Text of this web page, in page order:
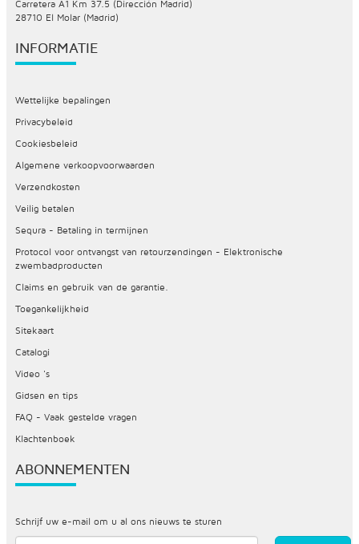
Carretera A1 Km 37.5 (Dirección Madrid)
28710 El Molar (Madrid)
INFORMATIE
Wettelijke bepalingen
Privacybeleid
Cookiesbeleid
Algemene verkoopvoorwaarden
Verzendkosten
Veilig betalen
Sequra - Betaling in termijnen
Protocol voor ontvangst van retourzendingen - Elektronische
zwembadproducten
Claims en gebruik van de garantie.
Toegankelijkheid
Sitekaart
Catalogi
Video 's
Gidsen en tips
FAQ - Vaak gestelde vragen
Klachtenboek
ABONNEMENTEN
Schrijf uw e-mail om u al ons nieuws te sturen